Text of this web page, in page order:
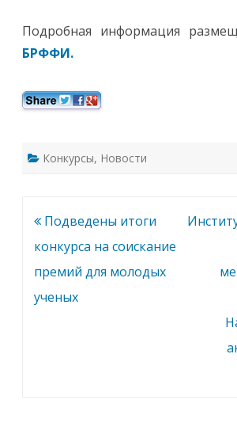
Подробная информация
БРФФИ.
Конкурсы, Новости
Навигация
по
записям
Подведены итоги
конкурса на соискание
премий для молодых
ученых